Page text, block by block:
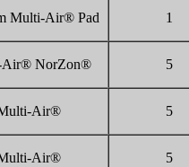
Multi-Air® Pad 1
NorZon® 5
Air® 5
Air® 5